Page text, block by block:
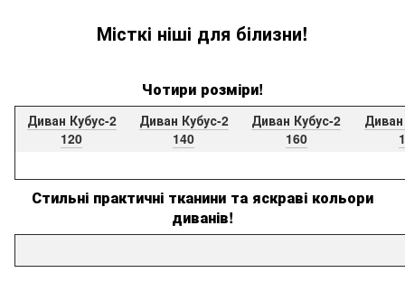
Місткі ніші для білизни!
Чотири розміри!
Диван Кубус-2
120
Диван Кубус-2
140
Диван Кубус-2
160
Стильні практичні тканини та яскраві кольори
диванів!